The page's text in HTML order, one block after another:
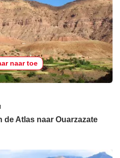
naar toe
Atlas naar Ouarzazate